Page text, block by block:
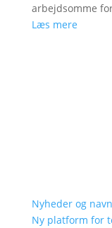
arbejdsomme
Læs mere
Nyheder og
Ny platform for